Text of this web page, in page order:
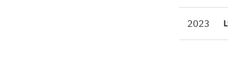
Vil
2023